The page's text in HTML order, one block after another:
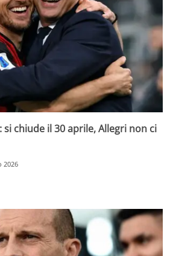
si chiude il 30 aprile, Allegri non ci
2026